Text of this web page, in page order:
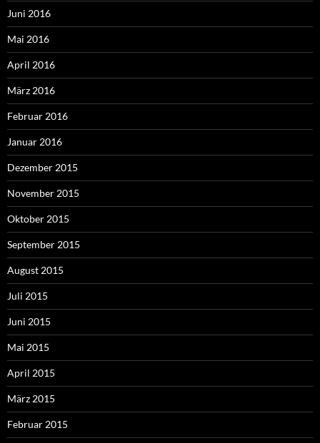
Juni 2016
Mai 2016
April 2016
März 2016
Februar 2016
Januar 2016
Dezember 2015
November 2015
Oktober 2015
September 2015
August 2015
Juli 2015
Juni 2015
Mai 2015
April 2015
März 2015
Februar 2015